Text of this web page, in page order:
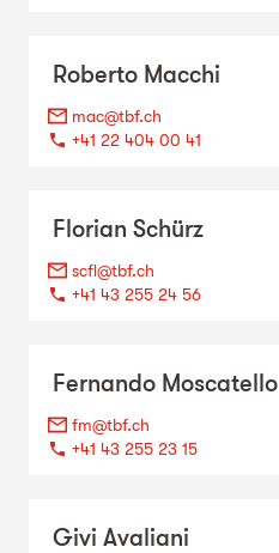
Roberto Macchi
mac@tbf.ch
+41 22 404 00 41
Florian Schürz
scfl@tbf.ch
+41 43 255 24 56
Fernando Moscatello
fm@tbf.ch
+41 43 255 23 15
Givi Avaliani